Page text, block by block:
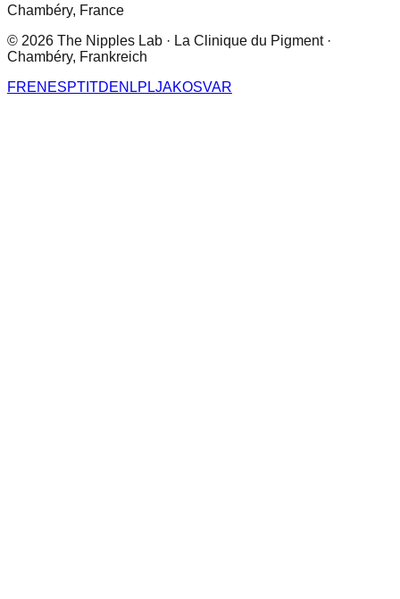
Chambéry, France
© 2026 The Nipples Lab · La Clinique du Pigment ·
Chambéry, Frankreich
FREN ESPT ITDENLPLJAKOSVAR